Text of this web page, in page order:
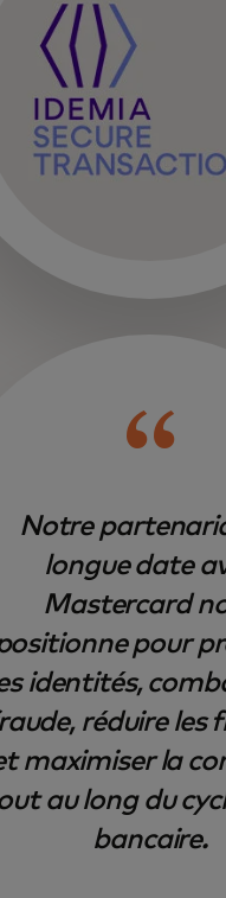
Notre
longue date
Mastercard
pour
identités,
réduire les
maximiser la
au long du
bancaire.